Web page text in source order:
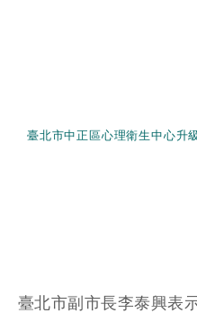
臺北市中正區心理衛生中心升
臺北市副市長李泰興表